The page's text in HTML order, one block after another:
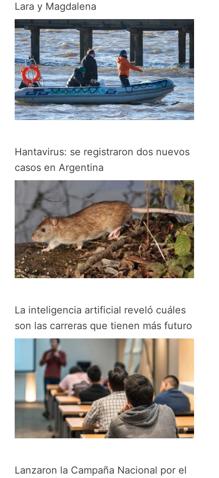
Lara y Magdalena
Hantavirus: se registraron dos nuevos
casos en Argentina
La inteligencia artificial reveló cuáles
son las carreras que tienen más futuro
Lanzaron la Campaña Nacional por el